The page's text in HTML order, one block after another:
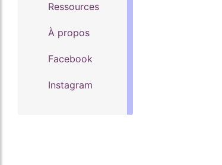
Ressources
À propos
Facebook
Instagram